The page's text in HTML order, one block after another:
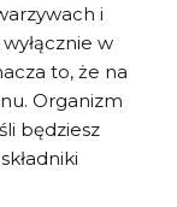
i
w
to, że na
Organizm
będziesz